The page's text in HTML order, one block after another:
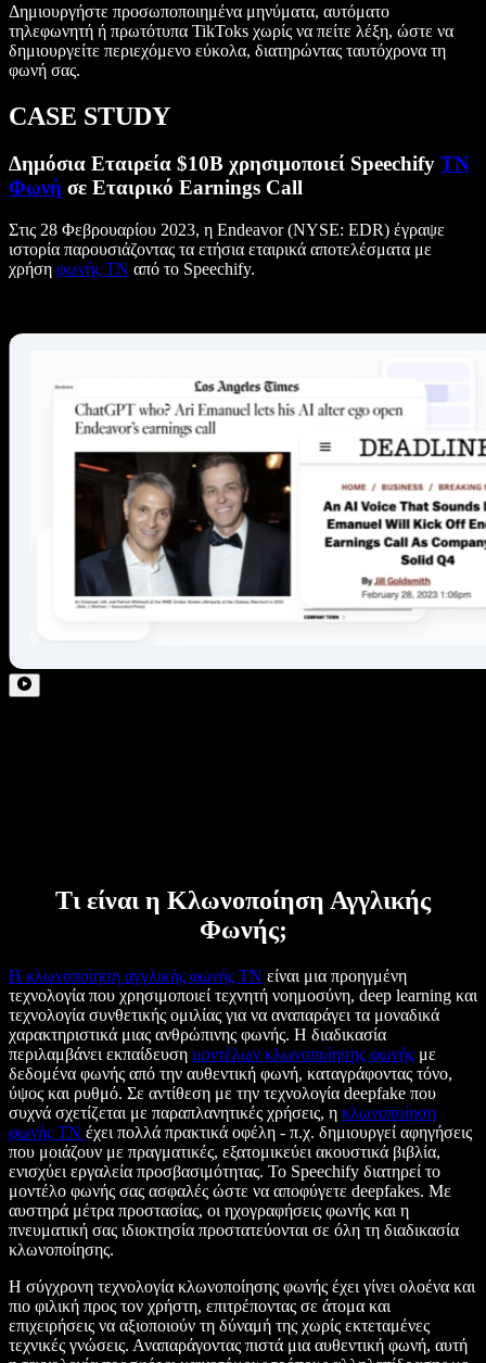
Δημιουργήστε προσωποποιημένα μηνύματα, αυτόματο
τηλεφωνητή ή πρωτότυπα TikToks χωρίς να πείτε λέξη, ώστε να
δημιουργείτε περιεχόμενο εύκολα, διατηρώντας ταυτόχρονα τη
φωνή σας.
CASE STUDY
Δημόσια Εταιρεία $10B χρησιμοποιεί Speechify ΤΝ
Φωνή σε Εταιρικό Earnings Call
Στις 28 Φεβρουαρίου 2023, η Endeavor (NYSE: EDR) έγραψε
ιστορία παρουσιάζοντας τα ετήσια εταιρικά αποτελέσματα με
χρήση φωνής ΤΝ από το Speechify.
Τι είναι η Κλωνοποίηση Αγγλικής
Φωνής;
Η κλωνοποίηση αγγλικής φωνής ΤΝ είναι μια προηγμένη
τεχνολογία που χρησιμοποιεί τεχνητή νοημοσύνη, deep learning και
τεχνολογία συνθετικής ομιλίας για να αναπαράγει τα μοναδικά
χαρακτηριστικά μιας ανθρώπινης φωνής. Η διαδικασία
περιλαμβάνει εκπαίδευση μοντέλων κλωνοποίησης φωνής με
δεδομένα φωνής από την αυθεντική φωνή, καταγράφοντας τόνο,
ύψος και ρυθμό. Σε αντίθεση με την τεχνολογία deepfake που
συχνά σχετίζεται με παραπλανητικές χρήσεις, η κλωνοποίηση
φωνής ΤΝ έχει πολλά πρακτικά οφέλη - π.χ. δημιουργεί αφηγήσεις
που μοιάζουν με πραγματικές, εξατομικεύει ακουστικά βιβλία,
ενισχύει εργαλεία προσβασιμότητας. Το Speechify διατηρεί το
μοντέλο φωνής σας ασφαλές ώστε να αποφύγετε deepfakes. Με
αυστηρά μέτρα προστασίας, οι ηχογραφήσεις φωνής και η
πνευματική σας ιδιοκτησία προστατεύονται σε όλη τη διαδικασία
κλωνοποίησης.
Η σύγχρονη τεχνολογία κλωνοποίησης φωνής έχει γίνει ολοένα και
πιο φιλική προς τον χρήστη, επιτρέποντας σε άτομα και
επιχειρήσεις να αξιοποιούν τη δύναμή της χωρίς εκτεταμένες
τεχνικές γνώσεις. Αναπαράγοντας πιστά μια αυθεντική φωνή, αυτή